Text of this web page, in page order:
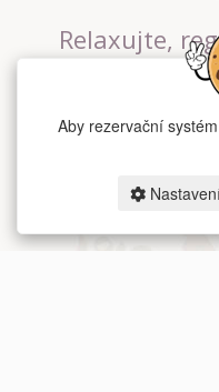
Relaxujte,
se v
Aby rezervační